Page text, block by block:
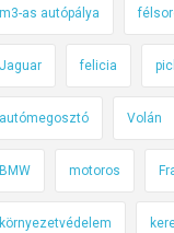
m3-as autópálya
Jaguar felicia
autómegosztó Volán
BMW motoros
környezetvédelem